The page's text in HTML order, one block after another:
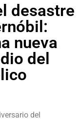
desastre
nueva
del
del